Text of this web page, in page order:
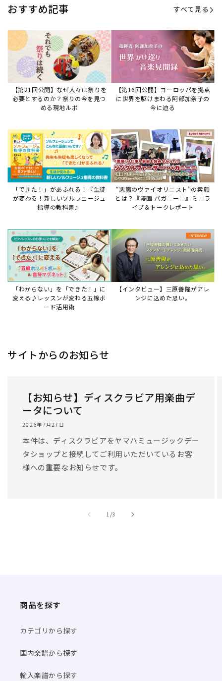
おすすめ記事 すべて見る
【第21回公開】なぜ人々は祭りを
必要とするのか？祭りの今を見つ
める現地ルポ
【第16回公開】ヨーロッパを拠点
に世界を駆けまわる阿部加奈子の
今に迫る
「できた！」があふれる！『生徒
が変わる！新しいソルフェージュ
指導の教科書』
“悪魔のヴァイオリニスト”の素顔
とは？『漫画 パガニーニ』ミニラ
イブ＆トークレポート
「わからない」を「できた！」に
変える♪レッスンが変わる五線ボ
ード活用術
【インタビュー】三原善隆がアレ
ンジに込めた思い。
サイトからのお知らせ
【お知らせ】ディスクラビア用楽曲デ
ータについて
2026年7月27日
本件は、ディスクラビアをヤマハミュージックデー
タショップと接続してご利用いただいているお客
様への重要なお知らせです。
1 //3
商品を探す
カテゴリから探す
国内楽譜から探す
輸入楽譜から探す